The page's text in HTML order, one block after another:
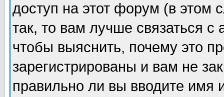
доступ на этот форум (в этом
так, то вам лучше связаться
чтобы выяснить, почему это
зарегистрированы и вам не
правильно ли вы вводите